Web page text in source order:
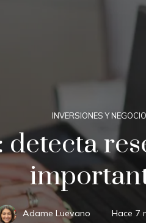
INVERSIONES Y
Adame Luevano Hace 7